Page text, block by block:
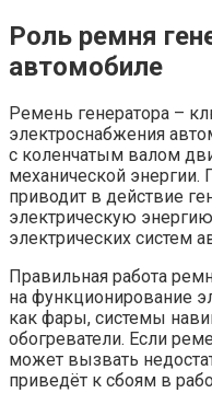
Роль ремня
автомобиле
Ремень генератора –
электроснабжения
с коленчатым валом
механической
приводит в действие
электрическую
электрических систем
Правильная работа
на функционирование
как фары, системы
обогреватели. Если
может вызвать
приведёт к сбоям в